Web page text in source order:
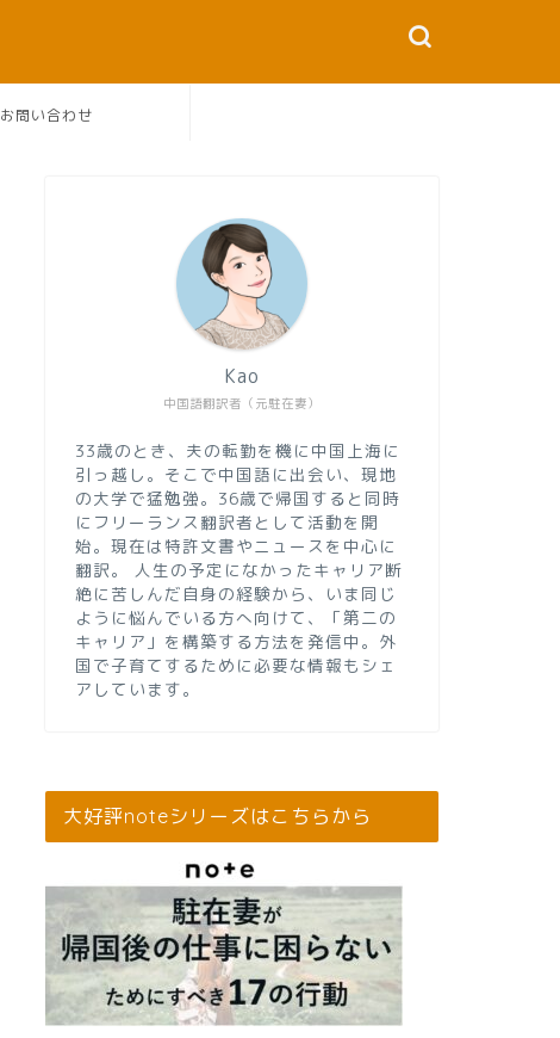
お問い合わせ
中国語翻訳者（元駐在妻）
Kao
33歳のとき、夫の転勤を機に中国上海に
引っ越し。そこで中国語に出会い、現地
の大学で猛勉強。36歳で帰国すると同時
にフリーランス翻訳者として活動を開
始。現在は特許文書やニュースを中心に
翻訳。 人生の予定になかったキャリア断
絶に苦しんだ自身の経験から、いま同じ
ように悩んでいる方へ向けて、「第二の
キャリア」を構築する方法を発信中。外
国で子育てするために必要な情報もシェ
アしています。
大好評noteシリーズはこちらから